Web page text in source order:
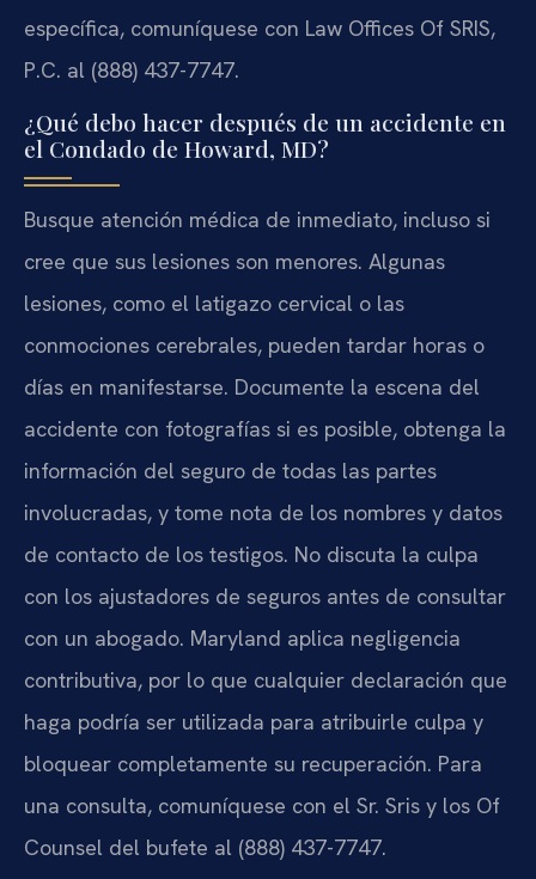
específica, comuníquese con Law Offices Of SRIS,
P.C. al (888) 437-7747.
¿Qué debo hacer después de un accidente en
el Condado de Howard, MD?
Busque atención médica de inmediato, incluso si
cree que sus lesiones son menores. Algunas
lesiones, como el latigazo cervical o las
conmociones cerebrales, pueden tardar horas o
días en manifestarse. Documente la escena del
accidente con fotografías si es posible, obtenga la
información del seguro de todas las partes
involucradas, y tome nota de los nombres y datos
de contacto de los testigos. No discuta la culpa
con los ajustadores de seguros antes de consultar
con un abogado. Maryland aplica negligencia
contributiva, por lo que cualquier declaración que
haga podría ser utilizada para atribuirle culpa y
bloquear completamente su recuperación. Para
una consulta, comuníquese con el Sr. Sris y los Of
Counsel del bufete al (888) 437-7747.